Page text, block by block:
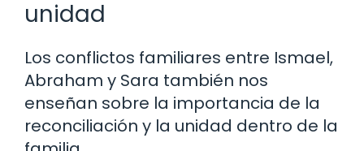
unidad
Los conflictos familiares entre Ismael,
Abraham y Sara también nos
enseñan sobre la importancia de la
reconciliación y la unidad dentro de la